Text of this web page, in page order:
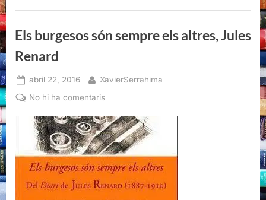
Els burgesos són sempre els altres, Jules
Renard
Posted
on
abril 22, 2016 By
XavierSerrahima
No hi ha comentarisa
burgesos
són
sempre
els
altres,
Jules